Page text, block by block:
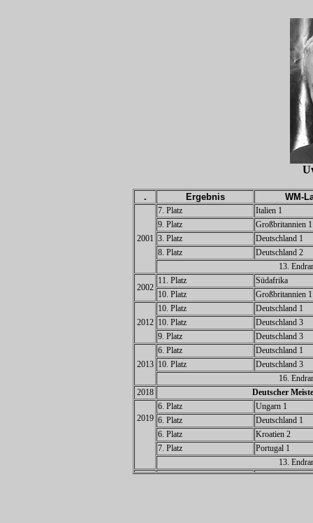
. Ergebnis WM-
2001
7. Platz
Italien 1
9. Platz
Großbritannien 1
3. Platz
Deutschland 1
8. Platz
Deutschland 2
13.
2002
11. Platz
Südafrika
10. Platz
Großbritannien 1
2012
10. Platz
Deutschland 1
10. Platz
Deutschland 3
9. Platz
Deutschland 3
2013
6. Platz
Deutschland 1
10. Platz
Deutschland 3
16.
2018
Deutscher
2019
6. Platz
Ungarn 1
6. Platz
Deutschland 1
6. Platz
Kroatien 2
7. Platz
Portugal 1
13.